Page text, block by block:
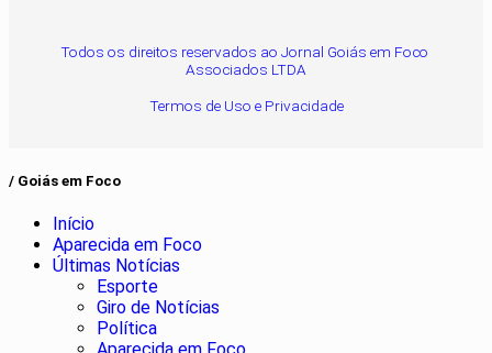
Todos os direitos reservados ao Jornal Goiás em Foco
Associados LTDA
Termos de Uso e Privacidade
/ Goiás em Foco
Início
Aparecida em Foco
Últimas Notícias
Esporte
Giro de Notícias
Política